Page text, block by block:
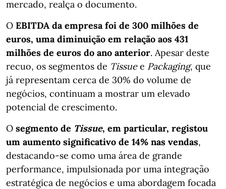
mercado, realça o documento.
O EBITDA da empresa foi de 300 milhões de
euros, uma diminuição em relação aos 431
milhões de euros do ano anterior. Apesar deste
recuo, os segmentos de Tissuee Packaging, que
já representam cerca de 30% do volume de
negócios, continuam a mostrar um elevado
potencial de crescimento.
O segmento de Tissue, em particular, registou
um aumento significativo de 14% nas vendas,
destacando-se como uma área de grande
performance, impulsionada por uma integração
estratégica de negócios e uma abordagem focada